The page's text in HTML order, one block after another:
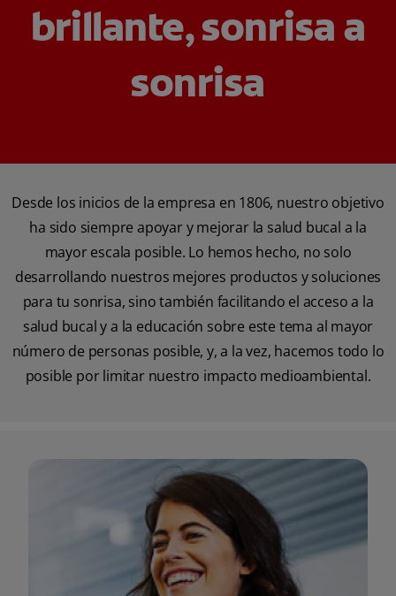
SUSCRÍBETE
brillante, sonrisa a
sonrisa
Desde los inicios de la empresa en 1806, nuestro objetivo
ha sido siempre apoyar y mejorar la salud bucal a la
mayor escala posible. Lo hemos hecho, no solo
desarrollando nuestros mejores productos y soluciones
para tu sonrisa, sino también facilitando el acceso a la
salud bucal y a la educación sobre este tema al mayor
número de personas posible, y, a la vez, hacemos todo lo
posible por limitar nuestro impacto medioambiental.